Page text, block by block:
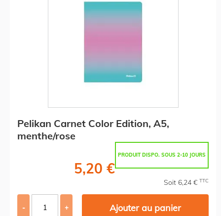
Pelikan Carnet Color Edition, A5,
menthe/rose
PRODUIT DISPO. SOUS 2-10 JOURS
5,20 €
Soit 6,24 € TTC
- + Ajouter au panier